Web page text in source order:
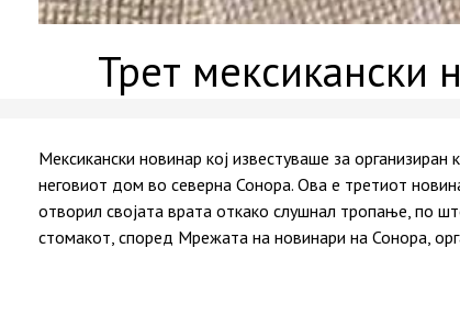
Трет мексикански
Мексикански новинар кој известуваше за
неговиот дом во северна Сонора. Ова е третиот
отворил својата врата откако слушнал тропање, по
стомакот, според Мрежата на новинари на Сонора,